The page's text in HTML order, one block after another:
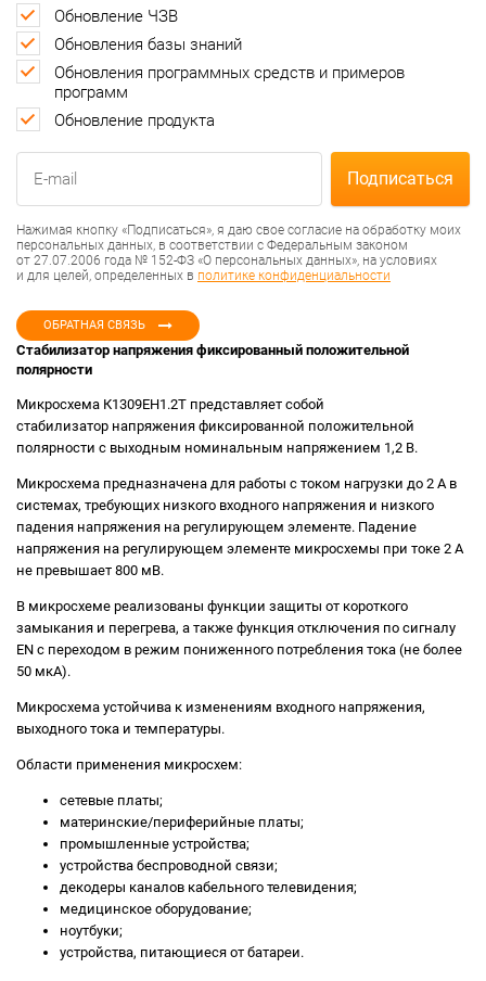
Стабилизатор напряжения фиксированный положительной
полярности
Микросхема К1309ЕН1.2Т представляет собой
стабилизатор напряжения фиксированной положительной
полярности с выходным номинальным напряжением 1,2 В.
Микросхема предназначена для работы с током нагрузки до 2 А в
системах, требующих низкого входного напряжения и низкого
падения напряжения на регулирующем элементе. Падение
напряжения на регулирующем элементе микросхемы при токе 2 A
не превышает 800 мВ.
В микросхеме реализованы функции защиты от короткого
замыкания и перегрева, а также функция отключения по сигналу
EN с переходом в режим пониженного потребления тока (не более
50 мкА).
Микросхема устойчива к изменениям входного напряжения,
выходного тока и температуры.
Области применения микросхем:
сетевые платы;
материнские/периферийные платы;
промышленные устройства;
устройства беспроводной связи;
декодеры каналов кабельного телевидения;
медицинское оборудование;
ноутбуки;
устройства, питающиеся от батареи.
Обновление ЧЗВ
Обновления базы знаний
Обновления программных средств и примеров
программ
Обновление продукта
Нажимая кнопку «Подписаться», я даю свое согласие на обработку моих
персональных данных, в соответствии с Федеральным законом
от 27.07.2006 года № 152-ФЗ «О персональных данных», на условиях
и для целей, определенных в политике конфиденциальности
ОБРАТНАЯ СВЯЗЬ